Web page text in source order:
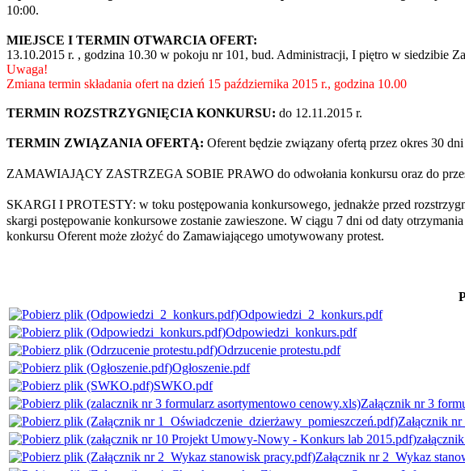
10:00.
MIEJSCE I TERMIN OTWARCIA OFERT:
13.10.2015 r. , godzina 10.30 w pokoju nr 101, bud. Administracji, I piętro w siedzibie
Uwaga!
Zmiana termin składania ofert na dzień 15 października 2015 r., godzina 10.00
TERMIN ROZSTRZYGNIĘCIA KONKURSU: do 12.11.2015 r.
TERMIN ZWIĄZANIA OFERTĄ: Oferent będzie związany ofertą przez okres 30
ZAMAWIAJĄCY ZASTRZEGA SOBIE PRAWO do odwołania konkursu oraz do
SKARGI I PROTESTY: w toku postępowania konkursowego, jednakże przed
skargi postępowanie konkursowe zostanie zawieszone. W ciągu 7 dni od daty
konkursu Oferent może złożyć do Zamawiającego umotywowany protest.
Odpowiedzi_2_konkurs.pdf
Odpowiedzi_konkurs.pdf
Odrzucenie protestu.pdf
Ogłoszenie.pdf
SWKO.pdf
Załącznik nr 3
Załącznik
Załącznik nr 2_Wykaz